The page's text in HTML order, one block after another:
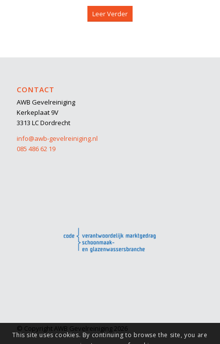
Leer Verder
CONTACT
AWB Gevelreiniging
Kerkeplaat 9V
3313 LC Dordrecht
info@awb-gevelreiniging.nl
085 486 62 19
© Copyright AWB Gevelreiniging 2026
This site uses cookies. By continuing to browse the site, you are